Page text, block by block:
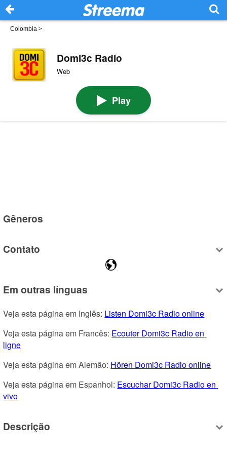
Colombia >
Domi3c Radio
Web
Play
Gêneros
Contato
Em outras línguas
Veja esta página em Inglês: Listen Domi3c Radio online
Veja esta página em Francês: Ecouter Domi3c Radio en
ligne
Veja esta página em Alemão: Hören Domi3c Radio online
Veja esta página em Espanhol: Escuchar Domi3c Radio en
vivo
Descrição